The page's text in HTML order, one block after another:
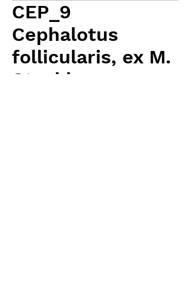
CEP_9
Cephalotus
follicularis, ex M.
Stockl